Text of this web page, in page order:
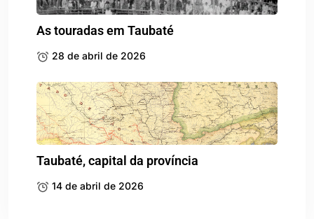
As touradas em Taubaté
28 de abril de 2026
Taubaté, capital da província
14 de abril de 2026